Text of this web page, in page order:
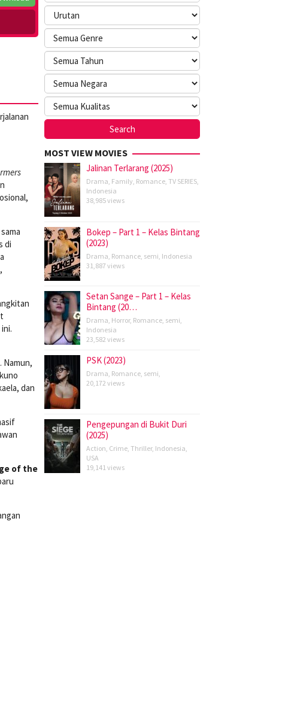
di
Namun,
dan
of the
MOST VIEW MOVIES
Jalinan Terlarang (2025)
Drama Family Romance TV SERIES
Indonesia
38,985 views
Bokep – Part 1 – Kelas Bintang
(2023)
Drama Romance semi Indonesia
31,887 views
Setan Sange – Part 1 – Kelas
Bintang (20…
Drama Horror, Romance semi
Indonesia
23,582 views
PSK (2023)
Drama Romance semi
20,172 views
Pengepungan di Bukit Duri
(2025)
Action Crime Thriller, Indonesia
USA
19,141 views